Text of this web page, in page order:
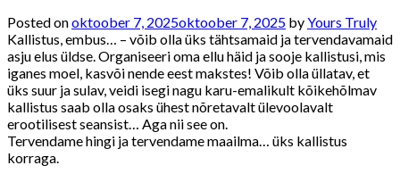
Posted onoktoober 7, 2025oktoober 7, 2025 byYours Truly
Kallistus, embus… – võib olla üks tähtsamaid ja tervendavamaid
asju elus üldse. Organiseeri oma ellu häid ja sooje kallistusi, mis
iganes moel, kasvõi nende eest makstes! Võib olla üllatav, et
üks suur ja sulav, veidi isegi nagu karu-emalikult kõikehõlmav
kallistus saab olla osaks ühest nõretavalt ülevoolavalt
erootilisest seansist… Aga nii see on.
Tervendame hingi ja tervendame maailma… üks kallistus
korraga.